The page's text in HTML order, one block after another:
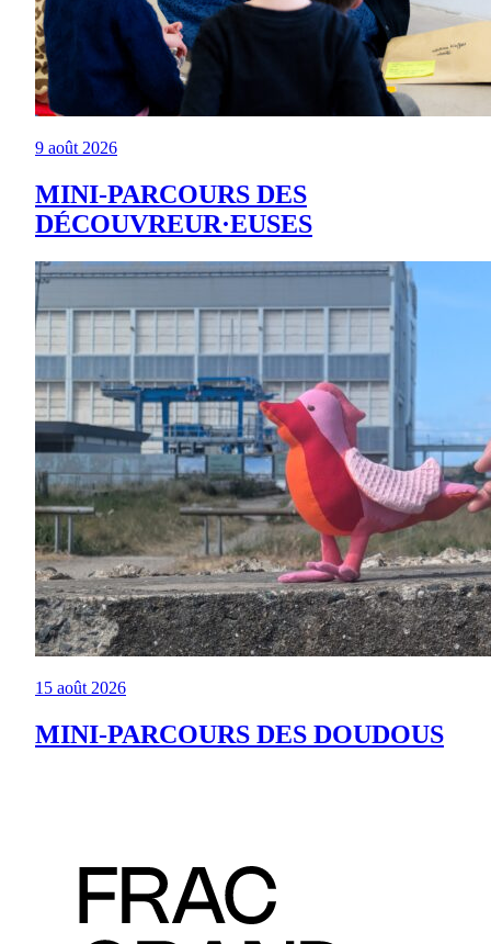
9 août 2026
MINI-PARCOURS DES
DÉCOUVREUR·EUSES
15 août 2026
MINI-PARCOURS DES DOUDOUS